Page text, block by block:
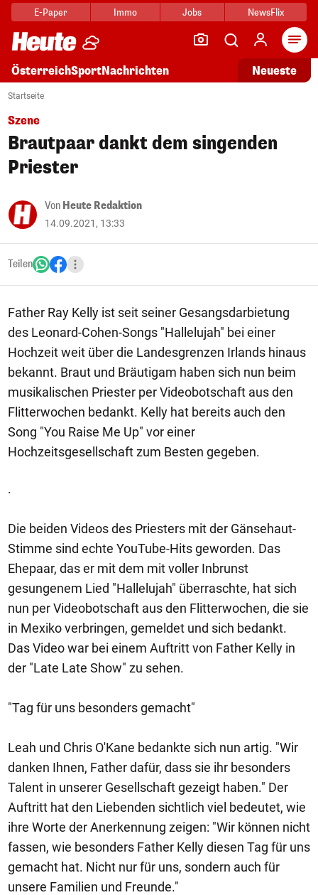
E-Paper Immo Jobs NewsFlix
ÖsterreichSportNachrichten Neueste
Startseite
Szene
Brautpaar dankt dem singenden
Priester
Von Heute Redaktion
14.09.2021, 13:33
Teilen
Father Ray Kelly ist seit seiner Gesangsdarbietung
des Leonard-Cohen-Songs "Hallelujah" bei einer
Hochzeit weit über die Landesgrenzen Irlands hinaus
bekannt. Braut und Bräutigam haben sich nun beim
musikalischen Priester per Videobotschaft aus den
Flitterwochen bedankt. Kelly hat bereits auch den
Song "You Raise Me Up" vor einer
Hochzeitsgesellschaft zum Besten gegeben.
.
Die beiden Videos des Priesters mit der Gänsehaut-
Stimme sind echte YouTube-Hits geworden. Das
Ehepaar, das er mit dem mit voller Inbrunst
gesungenem Lied "Hallelujah" überraschte, hat sich
nun per Videobotschaft aus den Flitterwochen, die sie
in Mexiko verbringen, gemeldet und sich bedankt.
Das Video war bei einem Auftritt von Father Kelly in
der "Late Late Show" zu sehen.
"Tag für uns besonders gemacht"
Leah und Chris O'Kane bedankte sich nun artig. "Wir
danken Ihnen, Father dafür, dass sie ihr besonders
Talent in unserer Gesellschaft gezeigt haben." Der
Auftritt hat den Liebenden sichtlich viel bedeutet, wie
ihre Worte der Anerkennung zeigen: "Wir können nicht
fassen, wie besonders Father Kelly diesen Tag für uns
gemacht hat. Nicht nur für uns, sondern auch für
unsere Familien und Freunde."